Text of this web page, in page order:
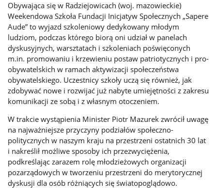
Obywająca się w Radziejowicach (woj. mazowieckie)
Weekendowa Szkoła Fundacji Inicjatyw Społecznych „Sapere
Aude” to wyjazd szkoleniowy dedykowany młodym
ludziom, podczas którego biorą oni udział w panelach
dyskusyjnych, warsztatach i szkoleniach poświęconych
m.in. promowaniu i krzewieniu postaw patriotycznych i pro-
obywatelskich w ramach aktywizacji społeczeństwa
obywatelskiego. Uczestnicy szkoły uczą się również, jak
zdobywać nowe i rozwijać już nabyte umiejętności z zakresu
komunikacji ze sobą i z własnym otoczeniem.
W trakcie wystąpienia Minister Piotr Mazurek zwrócił uwagę
na najważniejsze przyczyny podziałów społeczno-
politycznych w naszym kraju na przestrzeni ostatnich 30 lat
i nakreślił możliwe sposoby ich przezwyciężenia,
podkreślając zarazem rolę młodzieżowych organizacji
pozarządowych w tworzeniu przestrzeni do merytorycznej
dyskusji dla osób różniących się światopoglądowo.